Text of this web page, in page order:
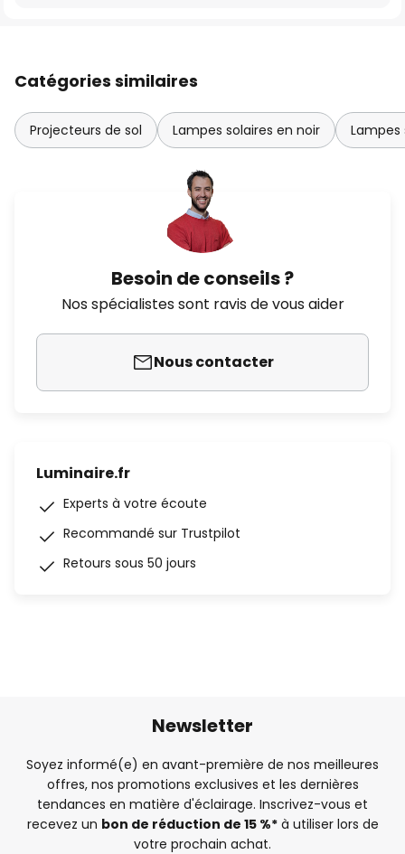
Catégories similaires
Projecteurs de sol Lampes solaires en noir
Besoin de conseils ?
Nos spécialistes sont ravis de vous aider
Nous contacter
Luminaire.fr
Experts à votre écoute
Recommandé sur Trustpilot
Retours sous 50 jours
Newsletter
Soyez informé(e) en avant-première de nos meilleures
offres, nos promotions exclusives et les dernières
tendances en matière d'éclairage. Inscrivez-vous et
recevez un bon de réduction de 15 %*à utiliser lors de
votre prochain achat.